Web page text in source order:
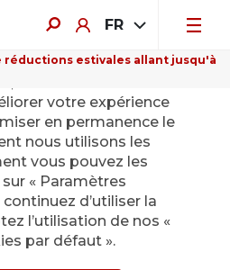
FR
estivales allant jusqu'à
demande.
dès que possible.
salutations,
Générale d’Affichage SA
nous utilisons des
votre expérience
en permanence le
nous utilisons les
vous pouvez les
« Paramètres
d’utiliser la
l’utilisation de nos «
par défaut ».